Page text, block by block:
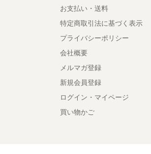
お支払い・送料
特定商取引法に基づく表示
プライバシーポリシー
会社概要
メルマガ登録
新規会員登録
ログイン・マイページ
買い物かご